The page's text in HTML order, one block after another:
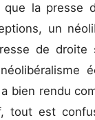
la presse
un
de droite
bien rendu
tout est